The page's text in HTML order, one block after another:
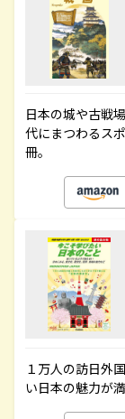
日本の城や古戦
代にまつわるス
冊。
１万人の訪日外
い日本の魅力が